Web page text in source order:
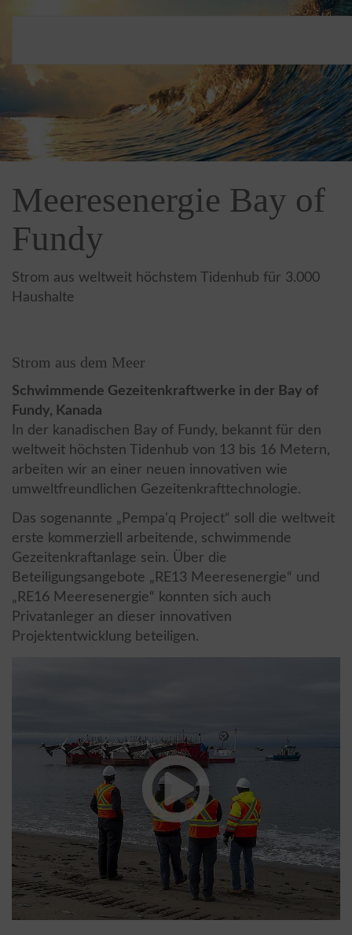
Meeresenergie Bay of
Fundy
Strom aus weltweit höchstem Tidenhub für 3.000
Haushalte
Strom aus dem Meer
Schwimmende Gezeitenkraftwerke in der Bay of
Fundy, Kanada
In der kanadischen Bay of Fundy, bekannt für den
weltweit höchsten Tidenhub von 13 bis 16 Metern,
arbeiten wir an einer neuen innovativen wie
umweltfreundlichen Gezeitenkrafttechnologie.
Das sogenannte „Pempa'q Project“ soll die weltweit
erste kommerziell arbeitende, schwimmende
Gezeitenkraftanlage sein. Über die
Beteiligungsangebote „RE13 Meeresenergie“ und
„RE16 Meeresenergie“ konnten sich auch
Privatanleger an dieser innovativen
Projektentwicklung beteiligen.